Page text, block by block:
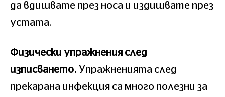
да вдишвате през носа и издишвате през
устата.
Физически упражнения след
изписването. Упражненията след
прекарана инфекция са много полезни за